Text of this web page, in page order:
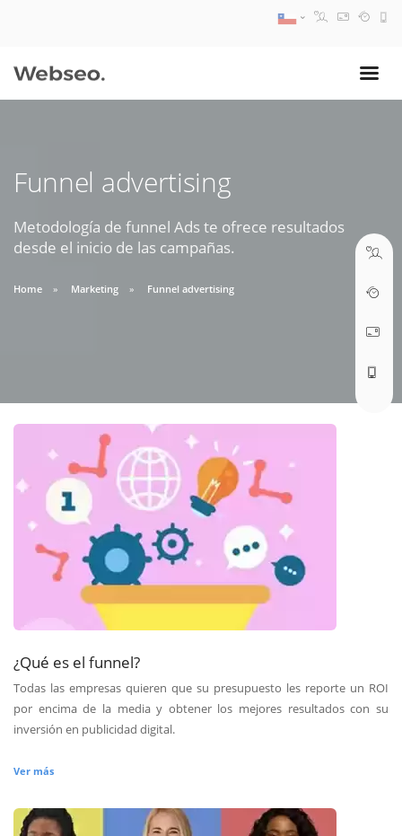
Funnel advertising
Metodología de funnel Ads te ofrece resultados
desde el inicio de las campañas.
Home Marketing Funnel advertising
¿Qué es el funnel?
Todas las empresas quieren que su presupuesto les reporte un ROI
por encima de la media y obtener los mejores resultados con su
inversión en publicidad digital.
Ver más
09:30 AM A 18:30 PM
soporte@webseo.cl